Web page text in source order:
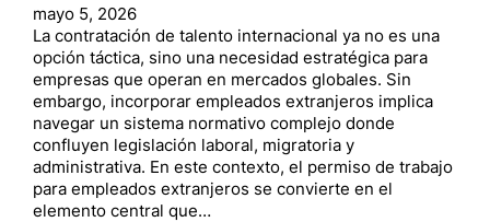
mayo 5, 2026
La contratación de talento internacional ya no es una
opción táctica, sino una necesidad estratégica para
empresas que operan en mercados globales. Sin
embargo, incorporar empleados extranjeros implica
navegar un sistema normativo complejo donde
confluyen legislación laboral, migratoria y
administrativa. En este contexto, el permiso de trabajo
para empleados extranjeros se convierte en el
elemento central que…